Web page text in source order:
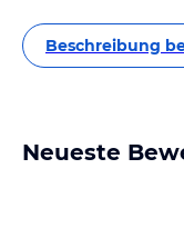
Beschreibung
Neueste